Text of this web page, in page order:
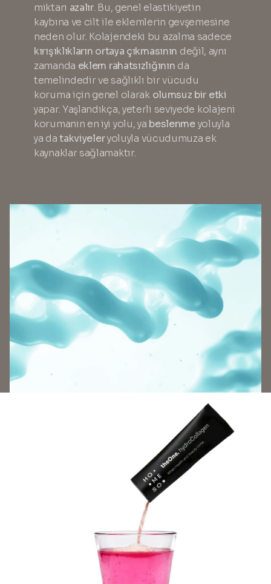
miktarı azalır. Bu, genel elastikiyetin
kaybına ve cilt ile eklemlerin gevşemesine
neden olur. Kolajendeki bu azalma sadece
kırışıklıkların ortaya çıkmasının değil, aynı
zamanda eklem rahatsızlığının da
temelindedir ve sağlıklı bir vücudu
koruma için genel olarak olumsuz bir etki
yapar. Yaşlandıkça, yeterli seviyede kolajeni
korumanın en iyi yolu, ya beslenmeyoluyla
ya datakviyeleryoluyla vücudumuza ek
kaynaklar sağlamaktır.